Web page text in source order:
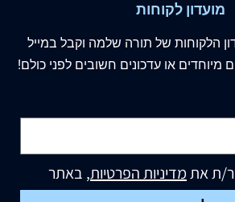
מועדון לקוחות
הלקוחות של תורה שלמה וקבל במייל
או עדכונים חשובים לפני כולם!
ת אתמדיניות הפרטיות, באתר